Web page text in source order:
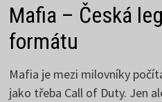
Mafia – Česká
formátu
Mafia je mezi milovníky
jako třeba Call of Duty. Jen